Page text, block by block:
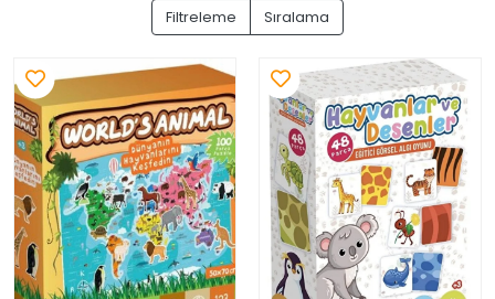
Filtreleme Sıralama